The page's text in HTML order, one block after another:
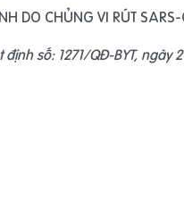
DO CHỦNG VI RÚT
số: 1271/QĐ-BYT, ngày